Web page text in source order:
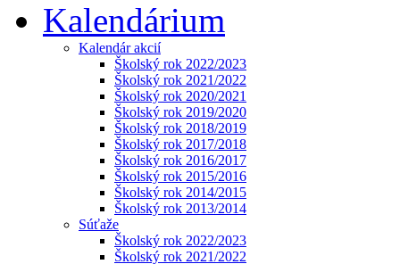
Kalendárium
Kalendár akcií
Školský rok 2022/2023
Školský rok 2021/2022
Školský rok 2020/2021
Školský rok 2019/2020
Školský rok 2018/2019
Školský rok 2017/2018
Školský rok 2016/2017
Školský rok 2015/2016
Školský rok 2014/2015
Školský rok 2013/2014
Súťaže
Školský rok 2022/2023
Školský rok 2021/2022